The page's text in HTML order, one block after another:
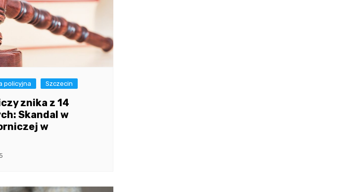
policyjna Szczecin
znika z 14
Skandal w
w